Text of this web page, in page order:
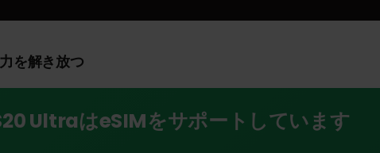
力を解き放つ